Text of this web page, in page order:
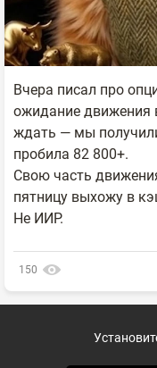
Вчера писал про
ожидание движения
ждать — мы
пробила 82 800+.
Свою часть
пятницу выхожу в
Не ИИР.
150